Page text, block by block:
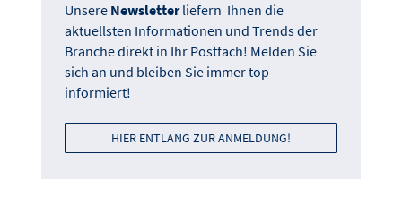
Unsere Newsletterliefern Ihnen die
aktuellsten Informationen und Trends der
Branche direkt in Ihr Postfach! Melden Sie
sich an und bleiben Sie immer top
informiert!
HIER ENTLANG ZUR ANMELDUNG!